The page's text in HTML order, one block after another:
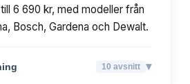
6 690 kr, med modeller från
Bosch, Gardena och Dewalt.
10 avsnitt ▾